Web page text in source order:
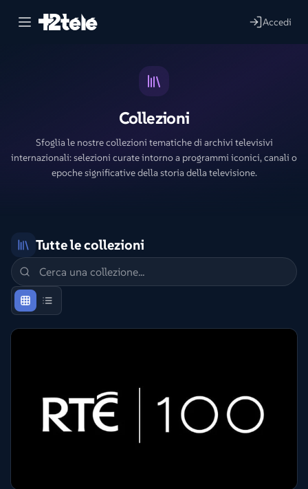
Accedi
Collezioni
Sfoglia le nostre collezioni tematiche di archivi televisivi
internazionali: selezioni curate intorno a programmi iconici, canali o
epoche significative della storia della televisione.
Tutte le collezioni